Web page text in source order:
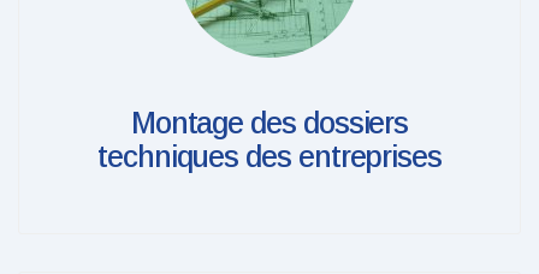
Montage des dossiers
techniques des entreprises